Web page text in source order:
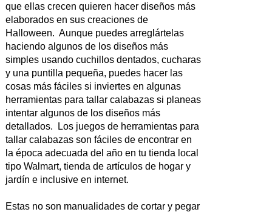
que ellas crecen quieren hacer diseños más
elaborados en sus creaciones de
Halloween. Aunque puedes arreglártelas
haciendo algunos de los diseños más
simples usando cuchillos dentados, cucharas
y una puntilla pequeña, puedes hacer las
cosas más fáciles si inviertes en algunas
herramientas para tallar calabazas si planeas
intentar algunos de los diseños más
detallados. Los juegos de herramientas para
tallar calabazas son fáciles de encontrar en
la época adecuada del año en tu tienda local
tipo Walmart, tienda de artículos de hogar y
jardín e inclusive en internet.
Estas no son manualidades de cortar y pegar